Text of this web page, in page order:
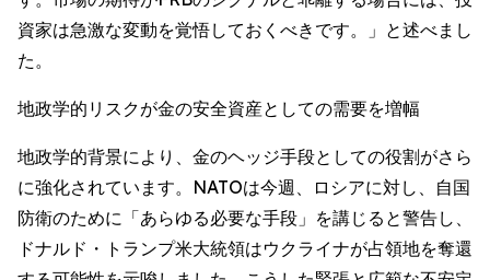
資家は急激な変動を覚悟しておくべきです。」と述べまし
た。
地政学的リスクが金の安全資産としての需要を増幅
地政学的背景により、金のヘッジ手段としての役割がさら
に強化されています。NATOは今週、ロシアに対し、自国
防衛のために「あらゆる必要な手段」を講じると警告し、
ドナルド・トランプ米大統領はウクライナが占領地を奪還